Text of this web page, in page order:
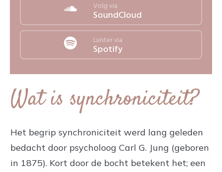
Volg via
SoundCloud
Luister via
Spotify
Wat is synchroniciteit?
Het begrip synchroniciteit werd lang geleden
bedacht door psycholoog Carl G. Jung (geboren
in 1875). Kort door de bocht betekent het; een